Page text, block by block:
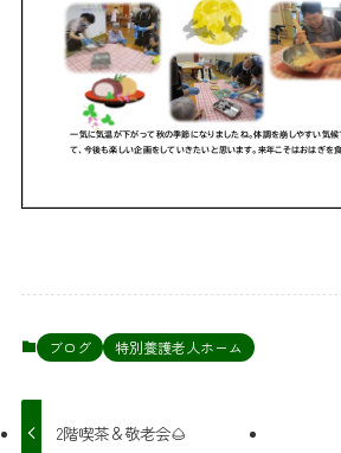
ブログ 特別養護老人ホーム
2階喫茶＆敬老会🌰